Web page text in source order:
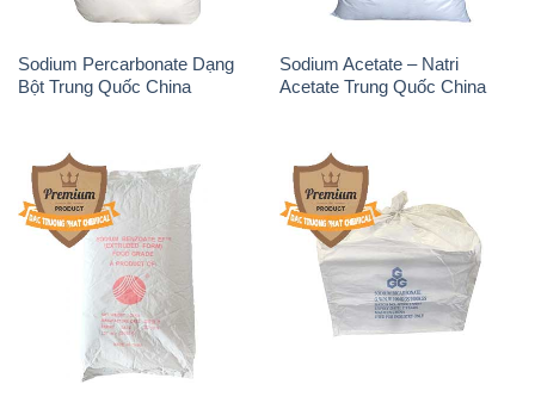
Sodium Percarbonate Dạng
Bột Trung Quốc China
Sodium Acetate – Natri
Acetate Trung Quốc China